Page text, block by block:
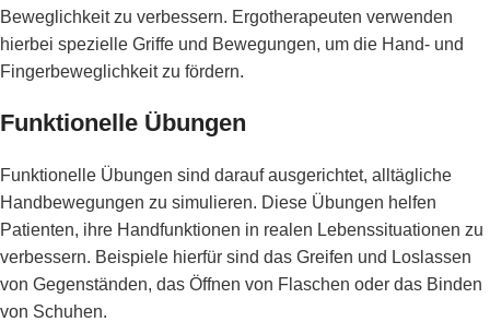
Beweglichkeit zu verbessern. Ergotherapeuten verwenden
hierbei spezielle Griffe und Bewegungen, um die Hand- und
Fingerbeweglichkeit zu fördern.
Funktionelle Übungen
Funktionelle Übungen sind darauf ausgerichtet, alltägliche
Handbewegungen zu simulieren. Diese Übungen helfen
Patienten, ihre Handfunktionen in realen Lebenssituationen zu
verbessern. Beispiele hierfür sind das Greifen und Loslassen
von Gegenständen, das Öffnen von Flaschen oder das Binden
von Schuhen.